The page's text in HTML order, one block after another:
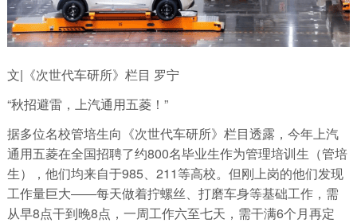
文|《次世代车研所》栏目 罗宁
“秋招避雷，上汽通用五菱！”
据多位名校管培生向《次世代车研所》栏目透露，今年上汽
通用五菱在全国招聘了约800名毕业生作为管理培训生（管培
生），他们均来自于985、211等高校。但刚上岗的他们发现
工作量巨大――每天做着拧螺丝、打磨车身等基础工作，需
从早8点干到晚8点，一周工作六至七天，需干满6个月再定